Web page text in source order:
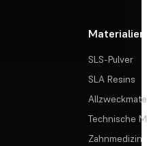
Materialien
SLS-Pulver
SLA Resins
Technische
Zahnmedizin